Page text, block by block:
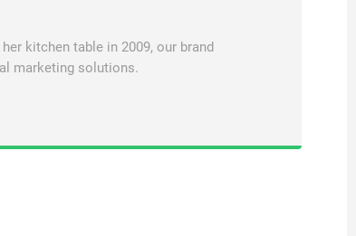
kitchen table in 2009, our brand
marketing solutions.